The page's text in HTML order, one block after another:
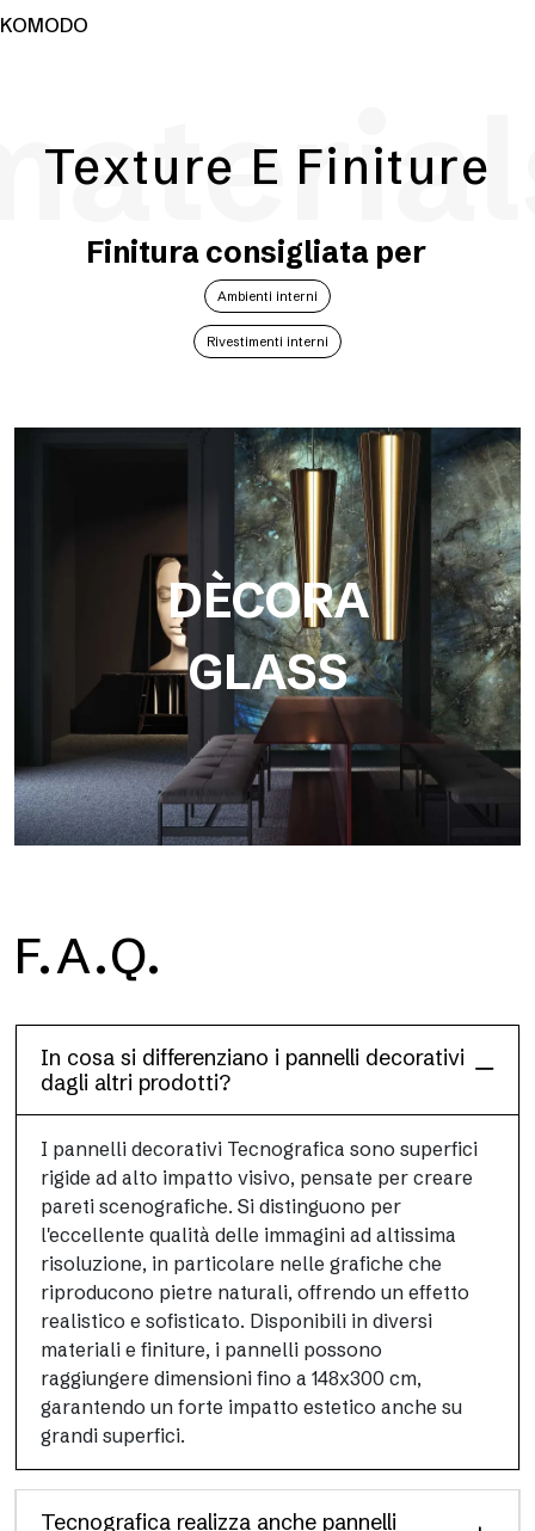
KOMODO
Texture E Finiture
Finitura consigliata per
Ambienti interni
Rivestimenti interni
DÈCORA
GLASS
F.A.Q.
In cosa si differenziano i pannelli decorativi
dagli altri prodotti?
I pannelli decorativi Tecnografica sono superfici
rigide ad alto impatto visivo, pensate per creare
pareti scenografiche. Si distinguono per
l'eccellente qualità delle immagini ad altissima
risoluzione, in particolare nelle grafiche che
riproducono pietre naturali, offrendo un effetto
realistico e sofisticato. Disponibili in diversi
materiali e finiture, i pannelli possono
raggiungere dimensioni fino a 148x300 cm,
garantendo un forte impatto estetico anche su
grandi superfici.
Tecnografica realizza anche pannelli